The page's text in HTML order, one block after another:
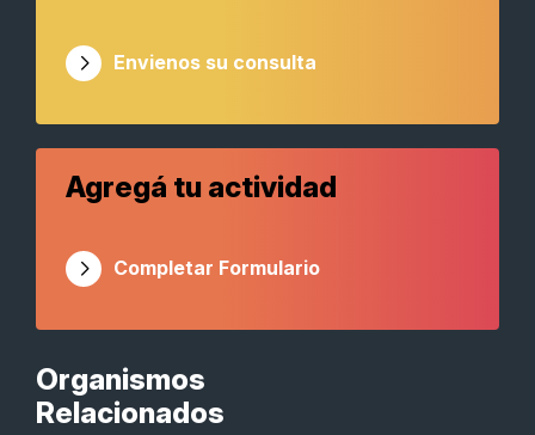
Organismos
Relacionados
Envienos su consulta
Agregá tu actividad
Completar Formulario